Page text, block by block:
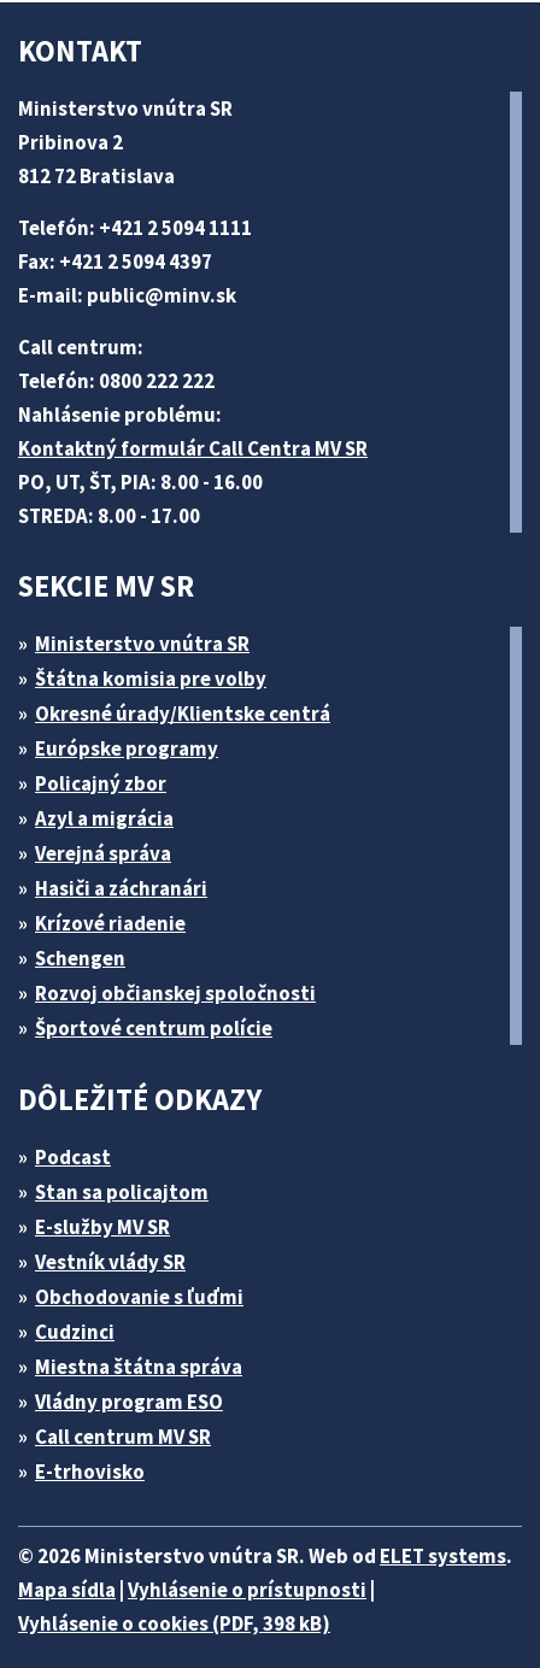
KONTAKT
Ministerstvo vnútra SR
Pribinova 2
812 72 Bratislava
Telefón: +421 2 5094 1111
Fax: +421 2 5094 4397
E-mail: public@minv.sk
Call centrum:
Telefón: 0800 222 222
Nahlásenie problému:
Kontaktný formulár Call Centra MV SR
PO, UT, ŠT, PIA: 8.00 - 16.00
STREDA: 8.00 - 17.00
SEKCIE MV SR
Ministerstvo vnútra SR
Štátna komisia pre volby
Okresné úrady/Klientske centrá
Európske programy
Policajný zbor
Azyl a migrácia
Verejná správa
Hasiči a záchranári
Krízové riadenie
Schengen
Rozvoj občianskej spoločnosti
Športové centrum polície
DÔLEŽITÉ ODKAZY
Podcast
Stan sa policajtom
E-služby MV SR
Vestník vlády SR
Obchodovanie s ľuďmi
Cudzinci
Miestna štátna správa
Vládny program ESO
Call centrum MV SR
E-trhovisko
© 2026 Ministerstvo vnútra SR. Web od ELET systems.
Mapa sídla Vyhlásenie o prístupnosti
Vyhlásenie o cookies (PDF, 398 kB)